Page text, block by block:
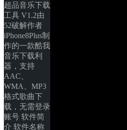
超品音乐下载
工具 V1.2由
52破解作者
iPhone8Plus制
作的一款酷我
音乐下载利
器，支持
AAC、
WMA、MP3
格式歌曲下
载，无需登录
账号 软件简
介 软件名称